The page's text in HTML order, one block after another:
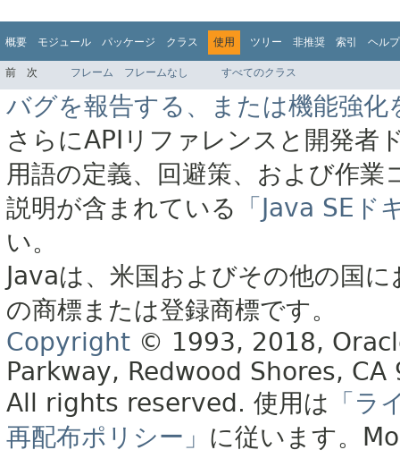
概要 モジュール パッケージ クラス 使用 ツリー 非推奨 索引 ヘルプ
前 次 フレーム フレームなし すべてのクラス
バグを報告する、または機能強化
さらにAPIリファレンスと開発者
用語の定義、回避策、および作
説明が含まれている
「Java SE
い。
Javaは、米国およびその他の国
の商標または登録商標です。
Copyright © 1993, 2018,
Parkway, Redwood Shores, CA
All rights reserved. 使用は 「ラ
再配布ポリシー」 に従います。